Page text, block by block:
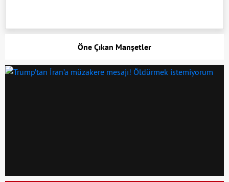
Öne Çıkan Manşetler